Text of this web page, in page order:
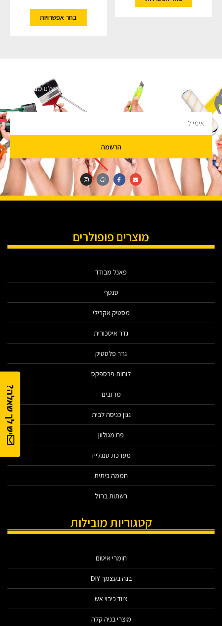
יש לך שאלה?
בחר אפשרויות
השארו מעודכנים
מעוניינים לקבל עדכונים על מבצעים והנחות הירשמו לניוזלטר שלנו מבטיחים לא
הרשמה
מוצרים פופולרים
פאנל מבודד
סנטף
מסטיק אקרילי
גדר איסכורית
גדר פלסטיק
לוחות פרספקס
מרזבים
גגון כניסה לבית
פח מגולוון
מערכת סנגלייז
חממה ביתית
רשתות ברזל
קטגוריות מובילות
חומרי איטום
בנה בעצמך DIY
ציוד כיבוי אש
מוצרי בניה קלה